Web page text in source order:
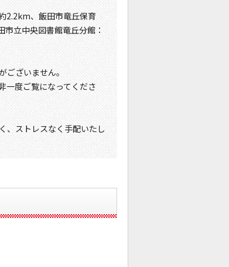
2.2km、飯田市竜丘保育
立中央図書館竜丘分館：
ざいません。
一度ご覧になってくださ
、ストレスなく手配いたし